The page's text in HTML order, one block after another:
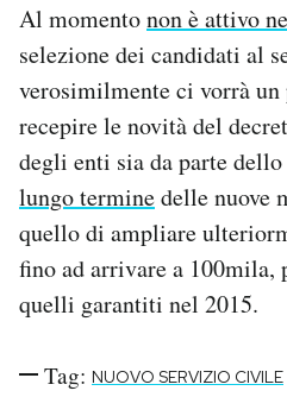
Al momentonon è attivo
selezione dei candidati al
verosimilmente ci vorrà un
recepire le novità del
degli enti sia da parte dello
lungo terminedelle nuove
quello di ampliare
fino ad arrivare a
quelli garantiti nel 2015.
Tag: NUOVO SERVIZIO CIVILE